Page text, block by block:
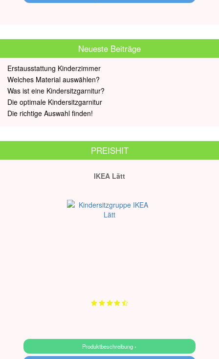
Neueste Beiträge
Erstausstattung Kinderzimmer
Welches Material auswählen?
Was ist eine Kindersitzgarnitur?
Die optimale Kindersitzgarnitur
Die richtige Auswahl finden!
PREISHIT
IKEA Lätt
Produktbeschreibung ›